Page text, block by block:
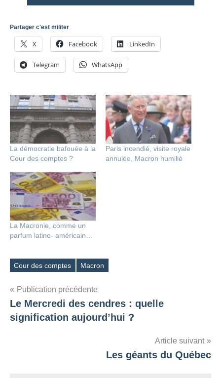
Partager c'est militer
X Facebook LinkedIn
Telegram WhatsApp
La démocratie bafouée à la
Cour des comptes ?
Paris incendié, visite royale
annulée, Macron humilié
La Macronie, comme un
parfum latino- américain…
Étiquettes
Cour des comptes Macron
Navigation
de
Publication précédente
Le Mercredi des cendres : quelle
signification aujourd’hui ?
Article suivant
Les géants du Québec